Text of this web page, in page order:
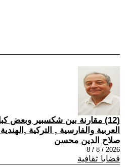
(12) مقارنة بين شكسبير وبعض
العربية والفارسية , التركية
صلاح الدين محسن
2026 / 8 / 8
قضايا ثقافية